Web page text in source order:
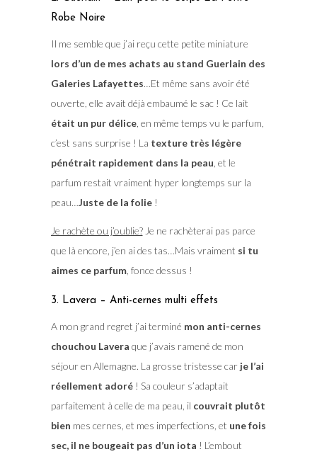
Robe Noire
Il me semble que j’ai reçu cette petite miniature
lors d’un de mes achats au stand Guerlain des
Galeries Lafayettes…Et même sans avoir été
ouverte, elle avait déjà embaumé le sac ! Ce lait
était un pur délice, en même temps vu le parfum,
c’est sans surprise ! La texture très légère
pénétrait rapidement dans la peau , et le
parfum restait vraiment hyper longtemps sur la
peau…Juste de la folie!
Je rachète ou j’oublie?Je ne rachèterai pas parce
que là encore, j’en ai des tas…Mais vraiment si tu
aimes ce parfum, fonce dessus !
3. Lavera – Anti-cernes multi effets
A mon grand regret j’ai terminé mon anti-cernes
chouchou Lavera que j’avais ramené de mon
séjour en Allemagne. La grosse tristesse car je l’ai
réellement adoré! Sa couleur s’adaptait
parfaitement à celle de ma peau, il couvrait plutôt
bien mes cernes, et mes imperfections, et une fois
sec, il ne bougeait pas d’un iota ! L’embout